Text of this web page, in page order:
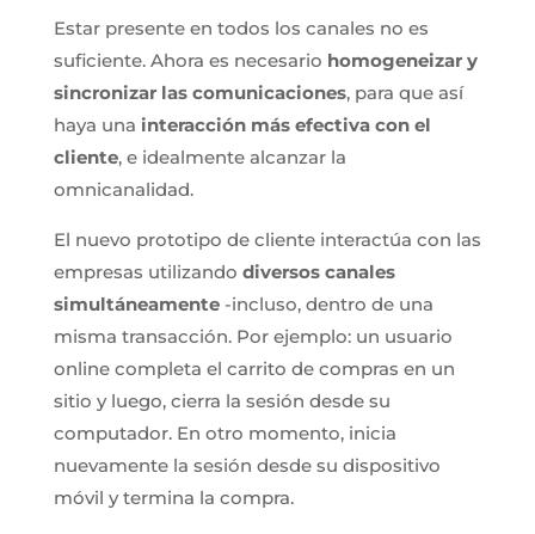
Estar presente en todos los canales no es
suficiente. Ahora es necesario homogeneizar y
sincronizar las comunicaciones, para que así
haya una interacción más efectiva con el
cliente, e idealmente alcanzar la
omnicanalidad.
El nuevo prototipo de cliente interactúa con las
empresas utilizando diversos canales
simultáneamente-incluso, dentro de una
misma transacción. Por ejemplo: un usuario
online completa el carrito de compras en un
sitio y luego, cierra la sesión desde su
computador. En otro momento, inicia
nuevamente la sesión desde su dispositivo
móvil y termina la compra.